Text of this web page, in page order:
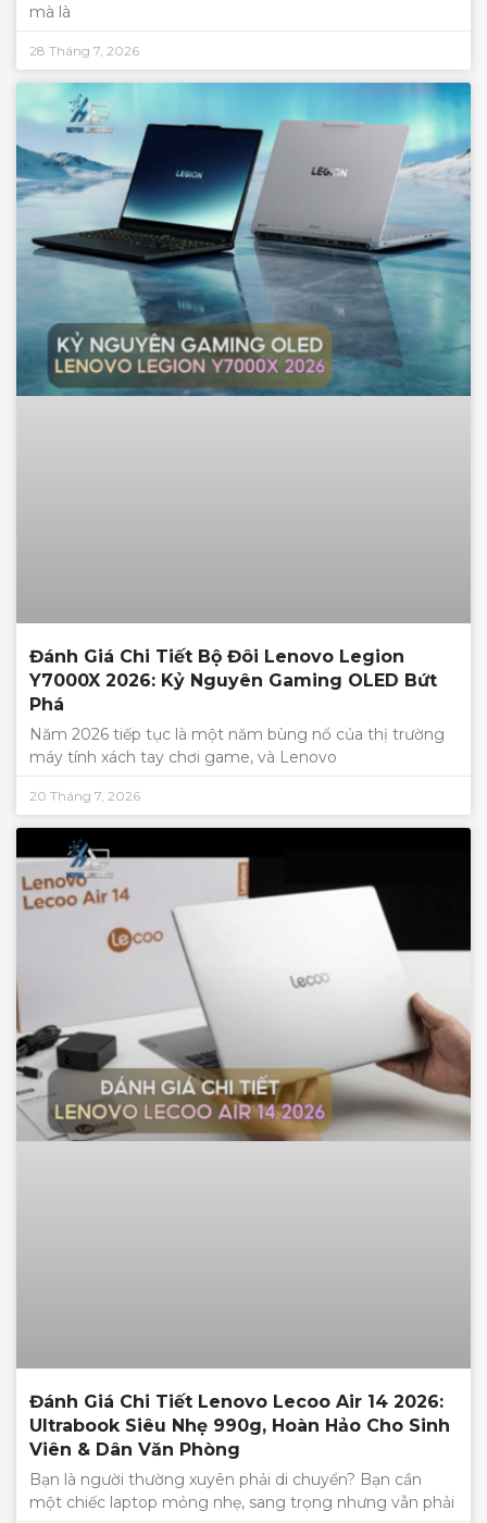
mà là
28 Tháng 7, 2026
Đánh Giá Chi Tiết Bộ Đôi Lenovo Legion
Y7000X 2026: Kỷ Nguyên Gaming OLED Bứt
Phá
Năm 2026 tiếp tục là một năm bùng nổ của thị trường
máy tính xách tay chơi game, và Lenovo
20 Tháng 7, 2026
Đánh Giá Chi Tiết Lenovo Lecoo Air 14 2026:
Ultrabook Siêu Nhẹ 990g, Hoàn Hảo Cho Sinh
Viên & Dân Văn Phòng
Bạn là người thường xuyên phải di chuyển? Bạn cần
một chiếc laptop mỏng nhẹ, sang trọng nhưng vẫn phải